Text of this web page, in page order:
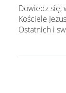
Dowiedz się,
Kościele
Ostatnich i